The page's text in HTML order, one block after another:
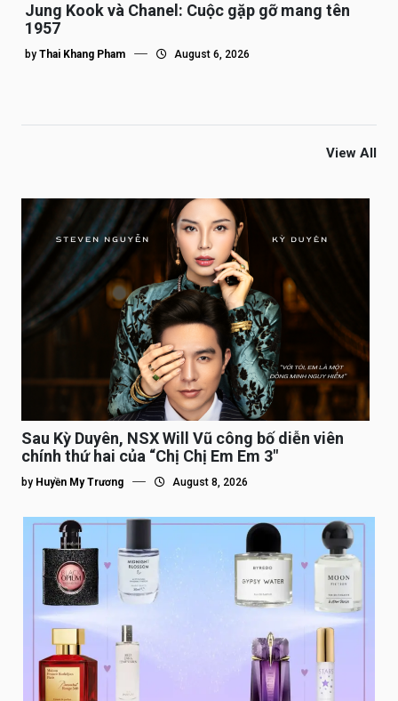
Jung Kook và Chanel: Cuộc gặp gỡ mang tên
1957
by Thai Khang Pham August 6, 2026
View All
Sau Kỳ Duyên, NSX Will Vũ công bố diễn viên
chính thứ hai của “Chị Chị Em Em 3″
by Huyền My Trương August 8, 2026